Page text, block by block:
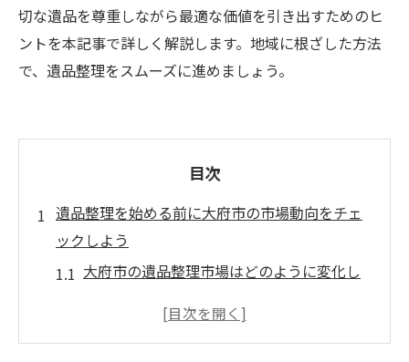
切な遺品を尊重しながら最適な価値を引き出すためのヒ
ントを本記事で詳しく解説します。地域に根ざした方法
で、遺品整理をスムーズに進めましょう。
目次
遺品整理を始める前に大府市の市場動向をチェ
ックしよう
大府市の遺品整理市場はどのように変化し
過去の市場データから見る大府市の価格動